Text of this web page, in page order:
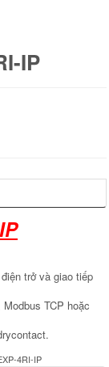
IP
trở và giao tiếp
TCP hoặc
4RI-IP